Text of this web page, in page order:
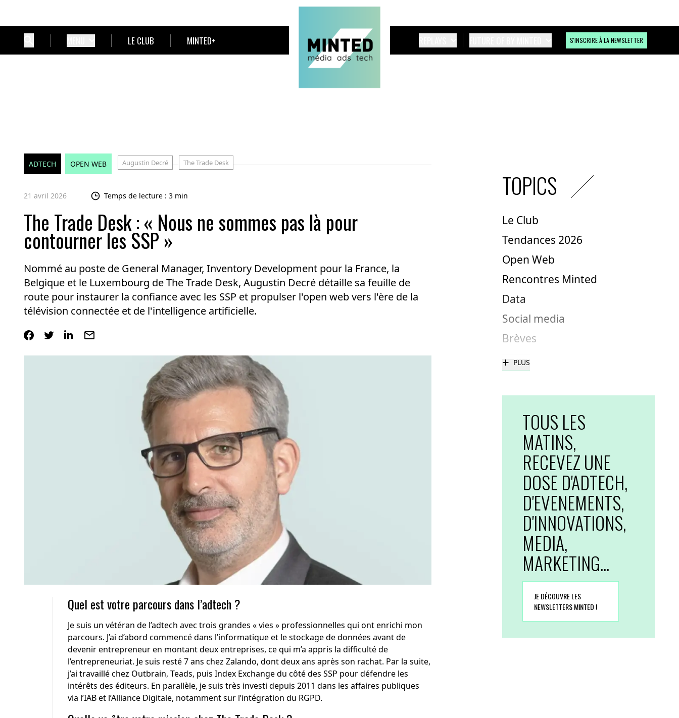
LE CLUB MINTED+ S'INSCRIRE À LA NEWSLETTER
ADTECH OPEN WEB Augustin Decré The Trade Desk
21 avril 2026 Temps de lecture : 3 min
The Trade Desk : « Nous ne sommes pas là pour
contourner les SSP »
Nommé au poste de General Manager, Inventory Development pour la France, la
Belgique et le Luxembourg de The Trade Desk, Augustin Decré détaille sa feuille de
route pour instaurer la confiance avec les SSP et propulser l'open web vers l'ère de la
télévision connectée et de l'intelligence artificielle.
Quel est votre parcours dans l’adtech ?
Je suis un vétéran de l’adtech avec trois grandes « vies » professionnelles qui ont enrichi mon
parcours. J’ai d’abord commencé dans l’informatique et le stockage de données avant de
devenir entrepreneur en montant deux entreprises, ce qui m’a appris la difficulté de
l’entrepreneuriat. Je suis resté 7 ans chez Zalando, dont deux ans après son rachat. Par la suite,
j’ai travaillé chez Outbrain, Teads, puis Index Exchange du côté des SSP pour défendre les
intérêts des éditeurs. En parallèle, je suis très investi depuis 2011 dans les affaires publiques
via l’IAB et l’Alliance Digitale, notamment sur l’intégration du RGPD.
TOPICS
Le Club
Tendances 2026
Open Web
Rencontres Minted
Data
Social media
Brèves
+ PLUS
TOUS LES
MATINS,
RECEVEZ UNE
DOSE D'ADTECH,
D'EVENEMENTS,
D'INNOVATIONS,
MEDIA,
MARKETING...
JE DÉCOUVRE LES
NEWSLETTERS MINTED !